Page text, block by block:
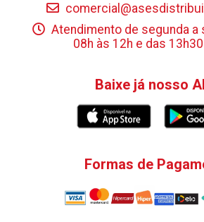
Atendimento de segunda a
08h às 12h e das
Baixe já nosso
Formas de